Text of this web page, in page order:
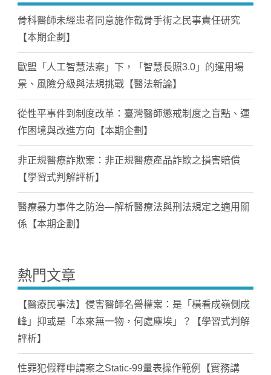
骨科醫師未經患者同意施作截骨手術之民事責任研究
【本期企劃】
歐盟「人工智慧法案」下，「智慧長照3.0」的運用場
景、風險分級與法規挑戰【醫法新論】
從性平事件到制度改革：臺灣醫師懲戒制度之盲點、運
作困境與改進方向【本期企劃】
非正規醫療詐欺案：非正規醫療產品詐欺之損害賠償
【學習式判解評析】
醫療暴力事件之防治—解析醫療法與刑法規定之適用關
係【本期企劃】
熱門文章
【醫療民事法】侵害醫師名譽權案：是「橫看成嶺側成
峰」抑或是「本來無一物，何處塵埃」？【學習式判解
評析】
性罪犯假釋申請案之Static-99量表操作範例【實務講